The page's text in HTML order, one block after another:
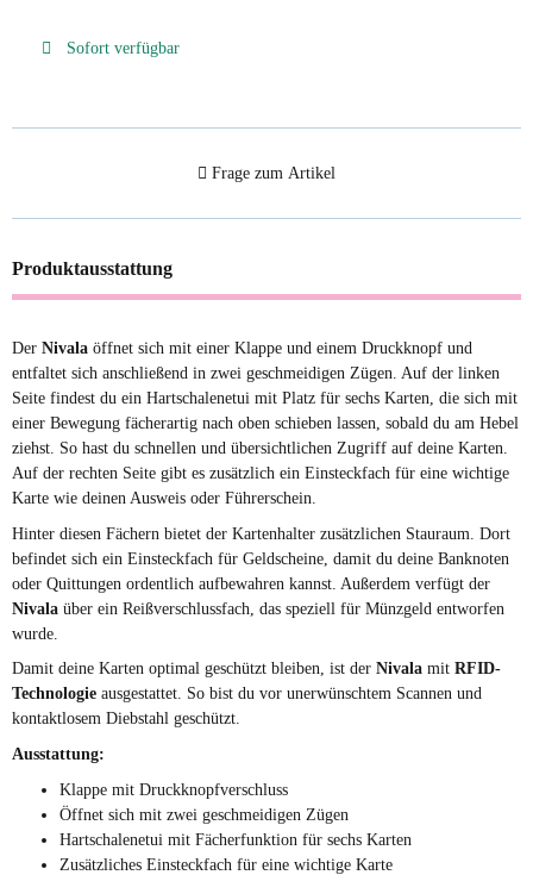
Sofort verfügbar
Frage zum Artikel
Produktausstattung
Der Nivala öffnet sich mit einer Klappe und einem Druckknopf und
entfaltet sich anschließend in zwei geschmeidigen Zügen. Auf der linken
Seite findest du ein Hartschalenetui mit Platz für sechs Karten, die sich mit
einer Bewegung fächerartig nach oben schieben lassen, sobald du am Hebel
ziehst. So hast du schnellen und übersichtlichen Zugriff auf deine Karten.
Auf der rechten Seite gibt es zusätzlich ein Einsteckfach für eine wichtige
Karte wie deinen Ausweis oder Führerschein.
Hinter diesen Fächern bietet der Kartenhalter zusätzlichen Stauraum. Dort
befindet sich ein Einsteckfach für Geldscheine, damit du deine Banknoten
oder Quittungen ordentlich aufbewahren kannst. Außerdem verfügt der
Nivala über ein Reißverschlussfach, das speziell für Münzgeld entworfen
wurde.
Damit deine Karten optimal geschützt bleiben, ist der Nivala mit RFID-
Technologie ausgestattet. So bist du vor unerwünschtem Scannen und
kontaktlosem Diebstahl geschützt.
Ausstattung:
Klappe mit Druckknopfverschluss
Öffnet sich mit zwei geschmeidigen Zügen
Hartschalenetui mit Fächerfunktion für sechs Karten
Zusätzliches Einsteckfach für eine wichtige Karte